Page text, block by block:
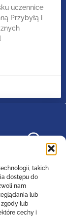
takich
dostępu do
nam
lub
lub
cechy i
uczennice
Przybyłą i